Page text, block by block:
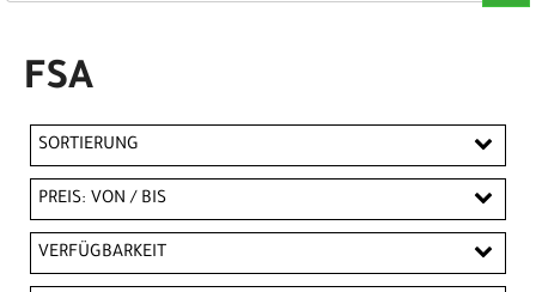
FSA
SORTIERUNG
PREIS: VON / BIS
EUR
VERFÜGBARKEIT